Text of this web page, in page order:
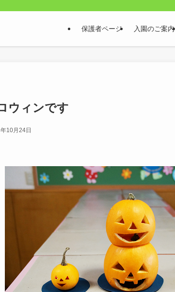
保護者ページ 入園のご案内
ウィンです
10月24日